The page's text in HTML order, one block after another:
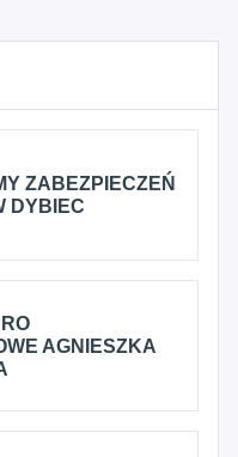
ZABEZPIECZEŃ
DYBIEC
AGNIESZKA